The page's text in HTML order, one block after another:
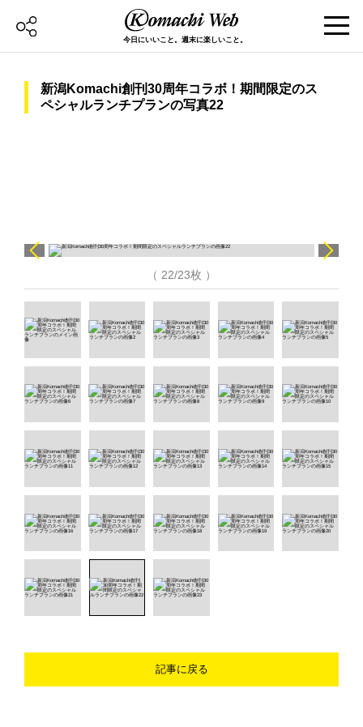
今日にいいこと。週末に楽しいこと。
新潟Komachi創刊30周年コラボ！期間限定のス
ペシャルランチプランの写真22
（ 22/23枚 ）
記事に戻る